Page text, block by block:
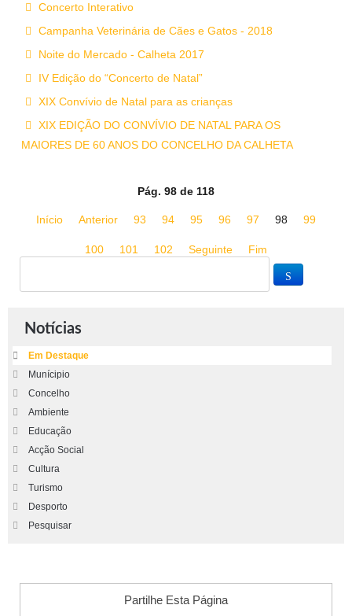
Concerto Interativo
Campanha Veterinária de Cães e Gatos - 2018
Noite do Mercado - Calheta 2017
IV Edição do “Concerto de Natal”
XIX Convívio de Natal para as crianças
XIX EDIÇÃO DO CONVÍVIO DE NATAL PARA OS
MAIORES DE 60 ANOS DO CONCELHO DA CALHETA
Pág. 98 de 118
Início Anterior 93 94 95 96 97 98 99
100 101 102 Seguinte Fim
Notícias
Em Destaque
Munícipio
Concelho
Ambiente
Educação
Acção Social
Cultura
Turismo
Desporto
Pesquisar
Partilhe Esta Página